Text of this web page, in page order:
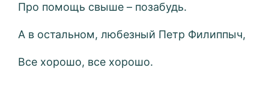
Про помощь свыше – позабудь.
А в остальном, любезный Петр Филиппыч,
Все хорошо, все хорошо.